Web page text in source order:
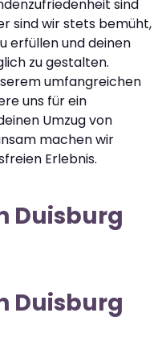
sind
sind wir stets bemüht,
erfüllen und deinen
zu gestalten.
umfangreichen
uns für ein
Umzug von
machen wir
Erlebnis.
Duisburg
Duisburg